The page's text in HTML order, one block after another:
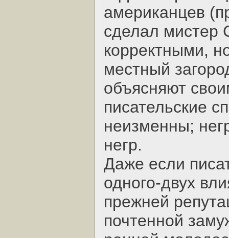
американцев
сделал мистер
корректными,
местный
объясняют
писательские
неизменны;
негр.
Даже если
одного-двух
прежней
почтенной